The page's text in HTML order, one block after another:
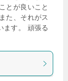
とが良いこと
た、それがス
ます。 頑張る